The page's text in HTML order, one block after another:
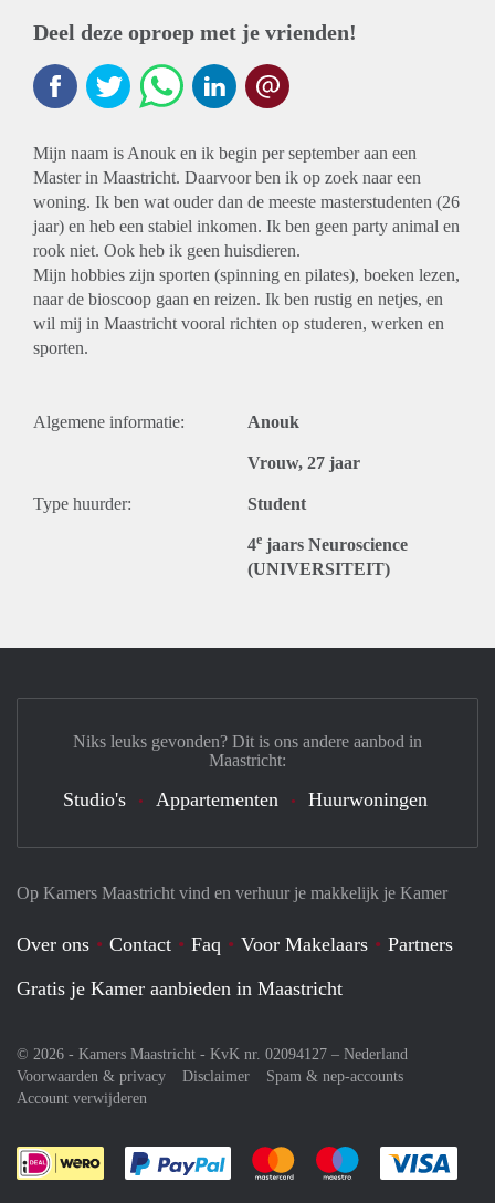
Deel deze oproep met je vrienden!
Mijn naam is Anouk en ik begin per september aan een
Master in Maastricht. Daarvoor ben ik op zoek naar een
woning. Ik ben wat ouder dan de meeste masterstudenten (26
jaar) en heb een stabiel inkomen. Ik ben geen party animal en
rook niet. Ook heb ik geen huisdieren.
Mijn hobbies zijn sporten (spinning en pilates), boeken lezen,
naar de bioscoop gaan en reizen. Ik ben rustig en netjes, en
wil mij in Maastricht vooral richten op studeren, werken en
sporten.
Algemene informatie: Anouk
Vrouw, 27 jaar
Type huurder: Student
4e jaars Neuroscience
(UNIVERSITEIT)
Op Kamers Maastricht vind en verhuur je makkelijk je Kamer
Over ons Contact Faq Voor Makelaars
Partners
Gratis je Kamer aanbieden in Maastricht
© 2026 - Kamers Maastricht - KvK nr. 02094127 – Nederland
Voorwaarden & privacy
Disclaimer
Spam & nep-accounts
Account verwijderen
Je rekent gemakkelijk af met Paypal
Je rekent gemakkelijk af met
Je rekent
Niks leuks gevonden? Dit is ons andere aanbod in
Maastricht:
Studio's Appartementen Huurwoningen